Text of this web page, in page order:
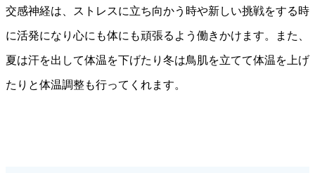
交感神経は、ストレスに立ち向かう時や新しい挑戦をする時
に活発になり心にも体にも頑張るよう働きかけます。また、
夏は汗を出して体温を下げたり冬は鳥肌を立てて体温を上げ
たりと体温調整も行ってくれます。